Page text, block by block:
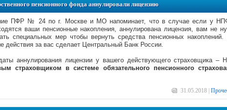
пенсионного фонда аннулировали лицензию
ПФР № 24 по г. Москве и МО напоминает, что в случае если у
ваши пенсионные накопления, аннулирована лицензия, вам не
специальных мер чтобы вернуть средства пенсионных накоплений.
действия за вас сделает Центральный Банк России.
аннулирования лицензии у вашего действующего страховщика –
страховщиком в системе обязательного пенсионного
31.05.2018 |